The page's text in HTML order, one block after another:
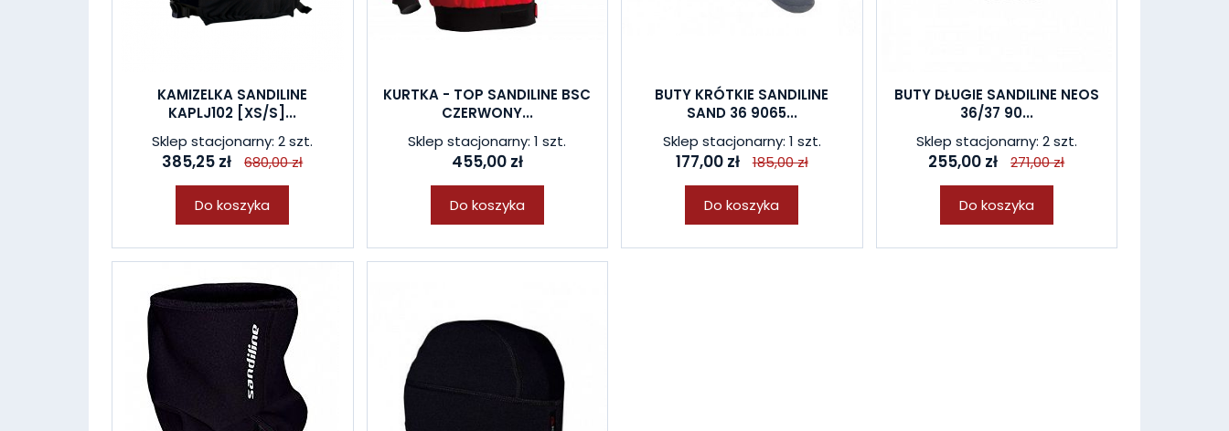
KAMIZELKA SANDILINE
KAPLJ102 [XS/S]...
Sklep stacjonarny: 2 szt.
385,25 zł 680,00 zł
Do koszyka
KURTKA - TOP SANDILINE BSC
CZERWONY...
Sklep stacjonarny: 1 szt.
455,00 zł
Do koszyka
BUTY KRÓTKIE SANDILINE
SAND 36 9065...
Sklep stacjonarny: 1 szt.
177,00 zł 185,00 zł
Do koszyka
BUTY DŁUGIE SANDILINE NEOS
36/37 90...
Sklep stacjonarny: 2 szt.
255,00 zł 271,00 zł
Do koszyka